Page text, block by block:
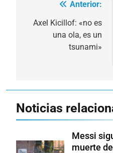
Navegación
de
entradas
Anterior:
Axel Kicillof: «no es
una ola, es un
tsunami»
Noticias
Messi
muerte